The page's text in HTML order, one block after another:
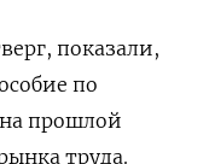
показали,
по
прошлой
труда.